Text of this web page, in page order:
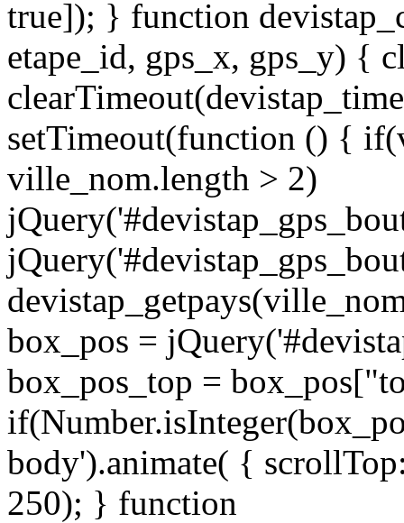
true]); } function
etape_id, gps_x, gps_y) {
setTimeout(function () {
ville_nom.length > 2)
box_pos =
box_pos_top =
body').animate( {
250); } function